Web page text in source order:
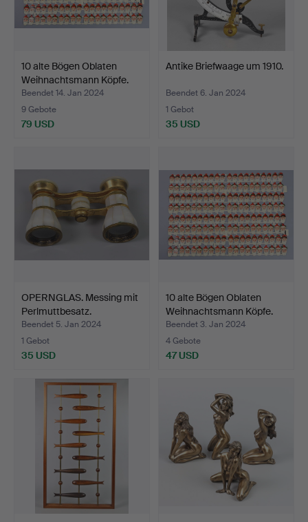
10 alte Bögen Oblaten
Weihnachtsmann Köpfe.
Beendet 14. Jan 2024
9 Gebote
79 USD
Antike Briefwaage um 1910.
Beendet 6. Jan 2024
1 Gebot
35 USD
OPERNGLAS. Messing mit
Perlmuttbesatz.
Beendet 5. Jan 2024
1 Gebot
35 USD
10 alte Bögen Oblaten
Weihnachtsmann Köpfe.
Beendet 3. Jan 2024
4 Gebote
47 USD